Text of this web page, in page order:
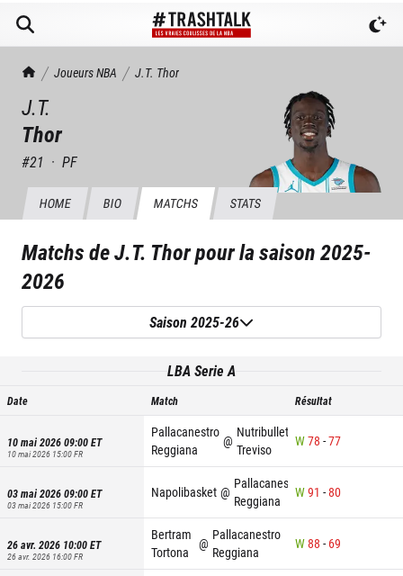
TrashTalk Actu NBA
Joueurs NBA J.T. Thor
J.T.
Thor
#21 · PF
HOME BIO MATCHS STATS
Matchs deJ.T. Thorpour la saison2025-
2026
Saison 2025-26
LBA Serie A
Date Match Résultat
10 mai 2026 09:00ET
10 mai 2026 15:00FR
Pallacanestro
Reggiana
@
Nutribullet
Treviso
W78 -77
03 mai 2026 09:00ET
03 mai 2026 15:00FR
Napolibasket @
Pallacanestro
Reggiana
W91 -80
26 avr. 2026 10:00ET
26 avr. 2026 16:00FR
Bertram
Tortona
@
Pallacanestro
Reggiana
W88 - 69